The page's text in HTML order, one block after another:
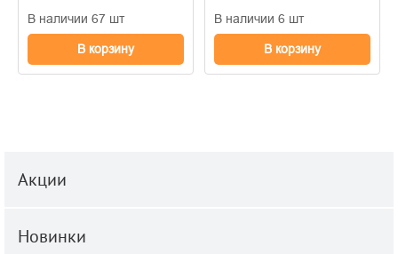
В наличии 67 шт
В корзину
В наличии 6 шт
В корзину
Акции
Новинки